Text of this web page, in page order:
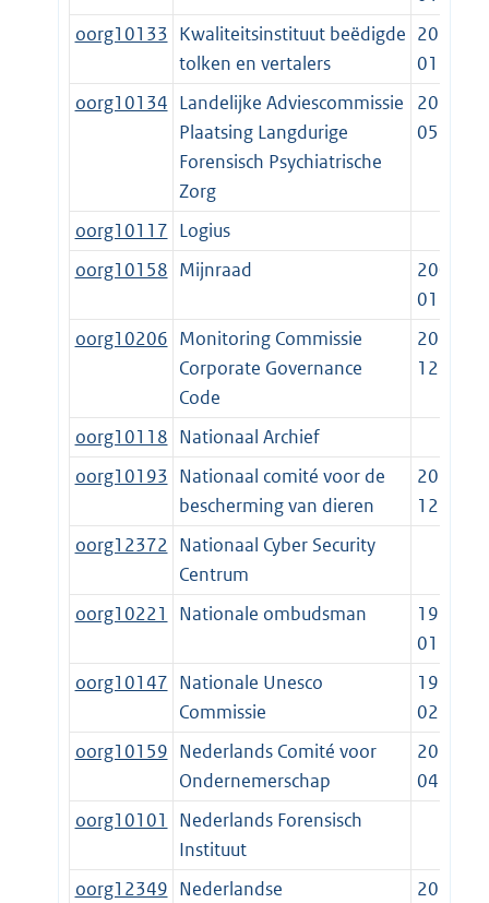
oorg10133 Kwaliteitsinstituut beëdigde
tolken en vertalers
2014-
01-01
oorg10134 Landelijke Adviescommissie
Plaatsing Langdurige
Forensisch Psychiatrische
Zorg
2012-
05-10
oorg10117 Logius
oorg10158 Mijnraad
2003-
01-01
oorg10206 Monitoring Commissie
Corporate Governance
Code
2013-
12-11
oorg10118 Nationaal Archief
oorg10193 Nationaal comité voor de
bescherming van dieren
2014-
12-18
oorg12372 Nationaal Cyber Security
Centrum
oorg10221
Nationale ombudsman
1982-
01-01
oorg10147 Nationale Unesco
Commissie
1994-
02-23
oorg10159 Nederlands Comité voor
Ondernemerschap
2018-
04-01
oorg10101
Nederlands Forensisch
Instituut
oorg12349 Nederlandse
2012-